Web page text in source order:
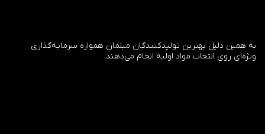
به همین دلیل بهترین تولیدکنندگان مبلمان همواره سرمایه‌گذاری
ویژه‌ای روی انتخاب مواد اولیه انجام می‌دهند.